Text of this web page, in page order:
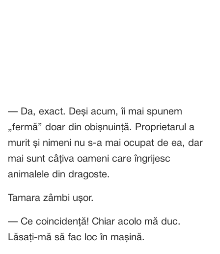
— Da, exact. Deși acum, îi mai spunem
„fermă” doar din obișnuință. Proprietarul a
murit și nimeni nu s-a mai ocupat de ea, dar
mai sunt câțiva oameni care îngrijesc
animalele din dragoste.
Tamara zâmbi ușor.
— Ce coincidență! Chiar acolo mă duc.
Lăsați-mă să fac loc în mașină.